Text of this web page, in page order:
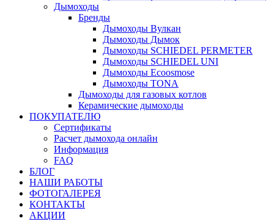
Дымоходы
Бренды
Дымоходы Вулкан
Дымоходы Дымок
Дымоходы SCHIEDEL PERMETER
Дымоходы SCHIEDEL UNI
Дымоходы Ecoosmose
Дымоходы TONA
Дымоходы для газовых котлов
Керамические дымоходы
ПОКУПАТЕЛЮ
Сертификаты
Расчет дымохода онлайн
Информация
FAQ
БЛОГ
НАШИ РАБОТЫ
ФОТОГАЛЕРЕЯ
КОНТАКТЫ
АКЦИИ